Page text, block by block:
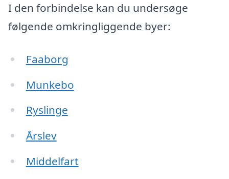
I den forbindelse kan du undersøge
følgende omkringliggende byer:
Faaborg
Munkebo
Ryslinge
Årslev
Middelfart